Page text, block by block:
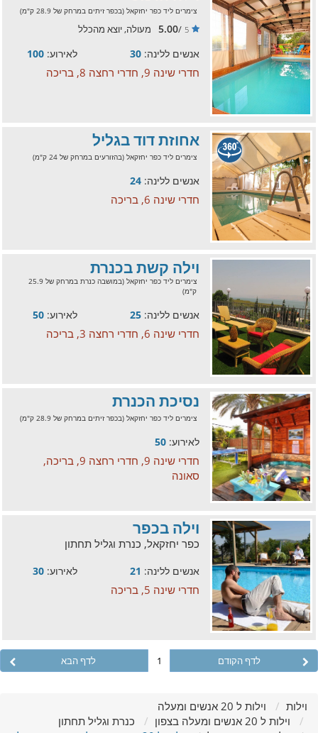
צימרים ליד כפר יחזקאל (בכפר זיתים במרחק של 28.9 ק"מ)
5
/
5.00 מעולה, יוצא מהכלל
אנשים ללינה: 30 לאירוע: 100
חדרי שינה 9, חדרי רחצה 8, בריכה
אחוזת דוד בגליל
צימרים ליד כפר יחזקאל (בהזורעים במרחק של 24 ק"מ)
אנשים ללינה: 24
חדרי שינה 6, בריכה
וילה קשת בכנרת
צימרים ליד כפר יחזקאל (במושבה כנרת במרחק של 25.9
ק"מ)
אנשים ללינה: 25 לאירוע: 50
חדרי שינה 6, חדרי רחצה 3, בריכה
נסיכת הכנרת
צימרים ליד כפר יחזקאל (בכפר זיתים במרחק של 28.9 ק"מ)
לאירוע: 50
חדרי שינה 9, חדרי רחצה 9, בריכה,
סאונה
וילה בכפר
כפר יחזקאל, כנרת וגליל תחתון
אנשים ללינה: 21 לאירוע: 30
חדרי שינה 5, בריכה
לדף הקודם 1 לדף הבא
וילות
וילות ל 20 אנשים ומעלה
וילות ל 20 אנשים ומעלה בצפון
כנרת וגליל תחתון